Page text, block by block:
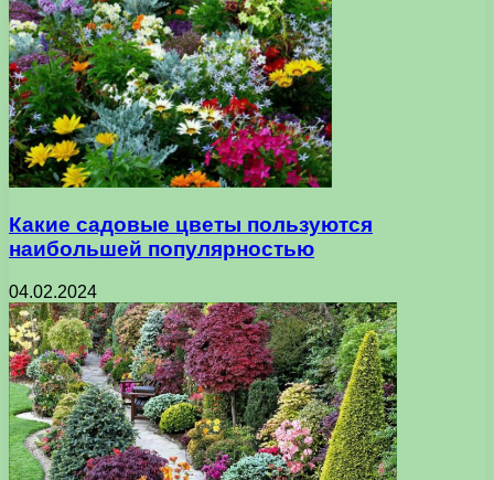
Какие садовые цветы пользуются
наибольшей популярностью
04.02.2024